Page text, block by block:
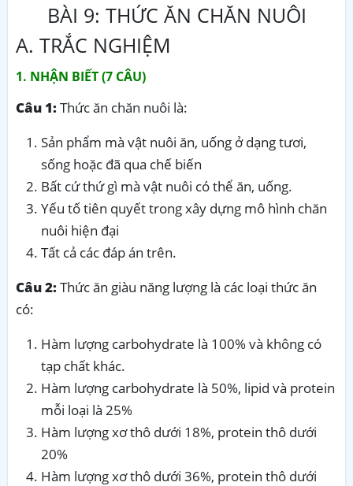
BÀI 9: THỨC ĂN CHĂN NUÔI
A. TRẮC NGHIỆM
1. NHẬN BIẾT (7 CÂU)
Câu 1:Thức ăn chăn nuôi là:
Sản phẩm mà vật nuôi ăn, uống ở dạng tươi,
sống hoặc đã qua chế biến
Bất cứ thứ gì mà vật nuôi có thể ăn, uống.
Yếu tố tiên quyết trong xây dựng mô hình chăn
nuôi hiện đại
Tất cả các đáp án trên.
Câu 2:Thức ăn giàu năng lượng là các loại thức ăn
có:
Hàm lượng carbohydrate là 100% và không có
tạp chất khác.
Hàm lượng carbohydrate là 50%, lipid và protein
mỗi loại là 25%
Hàm lượng xơ thô dưới 18%, protein thô dưới
20%
Hàm lượng xơ thô dưới 36%, protein thô dưới